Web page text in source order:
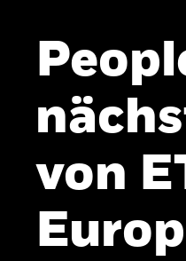
von